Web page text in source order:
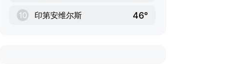
10 印第安维尔斯 46°